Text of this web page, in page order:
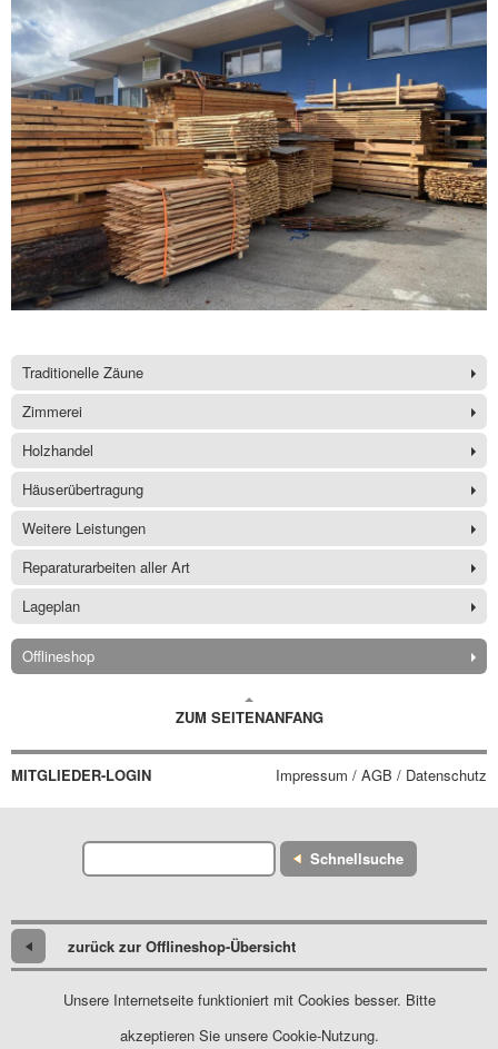
Traditionelle Zäune
Zimmerei
Holzhandel
Häuserübertragung
Weitere Leistungen
Reparaturarbeiten aller Art
Lageplan
Offlineshop
ZUM SEITENANFANG
MITGLIEDER-LOGIN Impressum / AGB / Datenschutz
Schnellsuche
zurück zur Offlineshop-Übersicht
Unsere Internetseite funktioniert mit Cookies besser. Bitte
akzeptieren Sie unsere Cookie-Nutzung.